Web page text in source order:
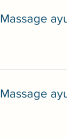
Massage
Massage